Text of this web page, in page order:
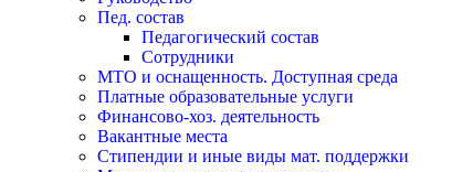
Пед. состав
Педагогический состав
Сотрудники
МТО и оснащенность. Доступная среда
Платные образовательные услуги
Финансово-хоз. деятельность
Вакантные места
Стипендии и иные виды мат. поддержки